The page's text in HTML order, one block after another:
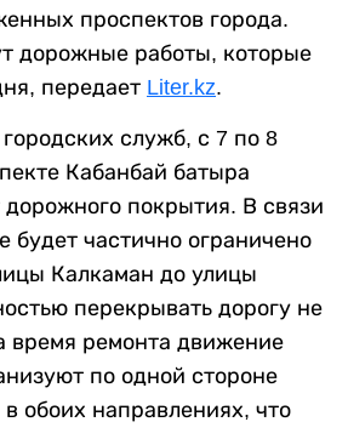
проспектов города.
дорожные работы, которые
передает Liter.kz.
служб, с 7 по 8
Кабанбай батыра
покрытия. В связи
будет частично ограничено
Калкаман до улицы
перекрывать дорогу не
время ремонта движение
по одной стороне
обоих направлениях, что